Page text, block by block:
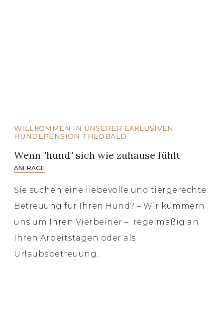
WILLKOMMEN IN UNSERER EXKLUSIVEN
HUNDEPENSION THEOBALD
Wenn "hund" sich wie zuhause fühlt
ANFRAGE
Sie suchen eine liebevolle und tiergerechte
Betreuung für Ihren Hund? – Wir kümmern
uns um Ihren Vierbeiner – regelmäßig an
Ihren Arbeitstagen oder als
Urlaubsbetreuung.